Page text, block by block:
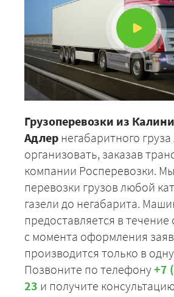
Грузоперевозки из
Адлер негабаритного
организовать, заказав
компании Росперевозки.
перевозки грузов любой
газели до негабарита.
предоставляется в течение
с момента оформления
производится только в
Позвоните по телефону+7
23 и получите